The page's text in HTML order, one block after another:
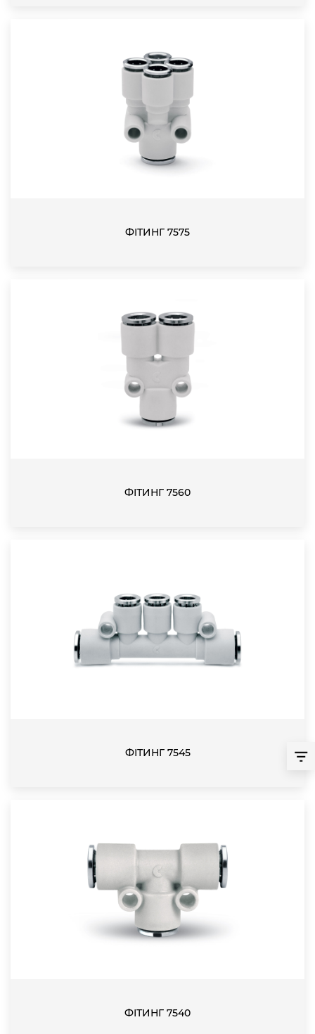
ФІТИНГ 7575
ФІТИНГ 7560
ФІТИНГ 7545
ФІТИНГ 7540